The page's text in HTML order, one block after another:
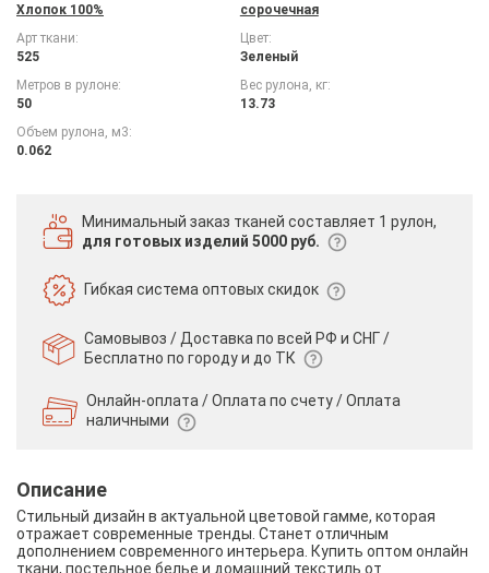
Хлопок 100%
сорочечная
Арт ткани:
525
Цвет:
Зеленый
Метров в рулоне:
50
Вес рулона, кг:
13.73
Объем рулона, м3:
0.062
Минимальный заказ тканей составляет 1 рулон,
для готовых изделий 5000 руб.
Гибкая системаоптовых скидок
Самовывоз / Доставка по всей РФ и СНГ /
Бесплатно по городу и до ТК
Онлайн-оплата / Оплата по счету /Оплата
наличными
Описание
Стильный дизайн в актуальной цветовой гамме, которая
отражает современные тренды. Станет отличным
дополнением современного интерьера. Купить оптом онлайн
ткани, постельное белье и домашний текстиль от